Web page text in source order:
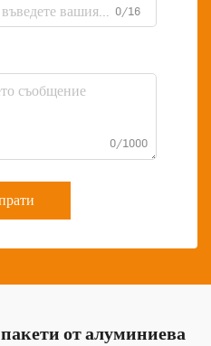
0/16
0/1000
от алуминиева